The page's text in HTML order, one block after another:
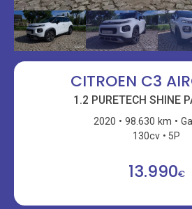
CITROEN C3
1.2 PURETECH SHINE
2020 98.630 km
130cv
5P
13.990€